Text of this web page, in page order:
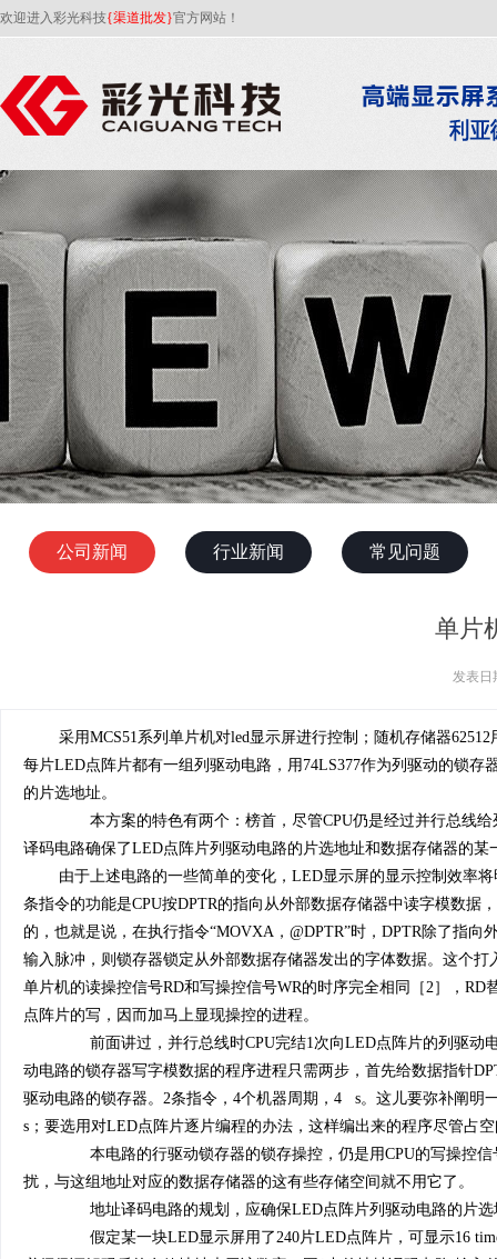
欢迎进入彩光科技{渠道批发}官方网站！
公司新闻 行业新闻 常见问题
单片
发表日
采用MCS51系列单片机对led显示屏进行控制；随机存储器
每片LED点阵片都有一组列驱动电路，用74LS377作为列驱动的锁
的片选地址。
本方案的特色有两个：榜首，尽管CPU仍是经过并行总线给
译码电路确保了LED点阵片列驱动电路的片选地址和数据存储器的
由于上述电路的一些简单的变化，LED显示屏的显示控制效率
条指令的功能是CPU按DPTR的指向从外部数据存储器中读字模数
的，也就是说，在执行指令“MOVXA，@DPTR”时，DPTR除了指
输入脉冲，则锁存器锁定从外部数据存储器发出的字体数据。这个
单片机的读操控信号RD和写操控信号WR的时序完全相同［2］，
点阵片的写，因而加马上显现操控的进程。
前面讲过，并行总线时CPU完结1次向LED点阵片的列驱动
动电路的锁存器写字模数据的程序进程只需两步，首先给数据指针
驱动电路的锁存器。2条指令，4个机器周期，4 s。这儿要弥补阐明
s；要选用对LED点阵片逐片编程的办法，这样编出来的程序尽管占
本电路的行驱动锁存器的锁存操控，仍是用CPU的写操控信
扰，与这组地址对应的数据存储器的这有些存储空间就不用它了。
地址译码电路的规划，应确保LED点阵片列驱动电路的片选
假定某一块LED显示屏用了240片LED点阵片，可显示16